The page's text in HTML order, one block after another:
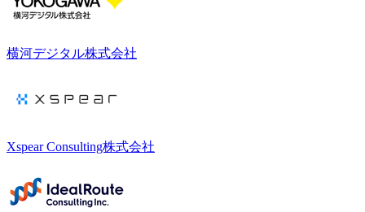
横河デジタル株式会社
Xspear Consulting株式会社